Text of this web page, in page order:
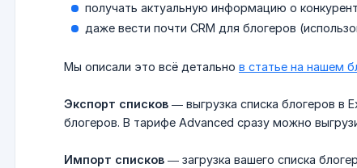
получать актуальную информацию о
даже вести почти CRM для блогеров
Мы описали это всё детально в статье на нашем
Экспорт списков — выгрузка списка блогеров в
блогеров. В тарифе Advanced сразу можно
Импорт списков — загрузка вашего списка